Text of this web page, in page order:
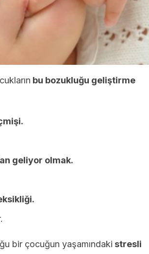
bu bozukluğu geliştirme
geliyor olmak.
bir çocuğun yaşamındaki stresli